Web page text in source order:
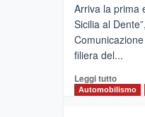
Il
Borgo
del
tour
tra
Arriva la prima
Sicilia al
filiera del...
Leggi tuttoLeggi
di
Automobilismo